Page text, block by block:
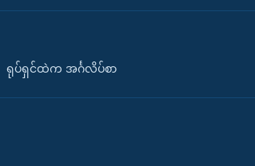
ရုပ်ရှင်ထဲက အင်္ဂလိပ်စာ